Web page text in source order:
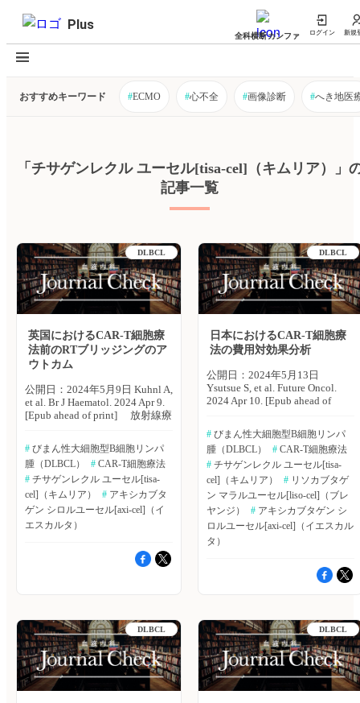
Plus
全科横断カンファ ログイン 新規
おすすめキーワード #ECMO #心不全 #画像診断 #へき地医
「チサゲンレクル ユーセル[tisa-cel]（キムリア）」
記事一覧
DLBCL
英国におけるCAR-T細胞療
法前のRTブリッジングのア
ウトカム
公開日：2024年5月9日 Kuhnl A,
et al. Br J Haematol. 2024 Apr 9.
[Epub ahead of print] 放射線療
と潜在的な相乗効果が期待でき
るが、ロジスティックな課題や
標準化されたプロトコルがない
ことから、ブリッジング療法と
して普及していない。英国・
King's College HospitalのA.
Kuhnl氏らは、英国の12施設に
おいてアキシカブタゲン シロ
ル ユーセルによるCAR-T細胞
療法が許可されたびまん性大細
ングの治療成績を分析した。
British Journal of Haematology誌
オンライン版2024年4月9日号
の報告。 主な結果は以下のと
おり。 ・763例中722例はリン
パ球除去を実施、717例のブリ
# びまん性大細胞型B細胞リンパ
腫（DLBCL）
# CAR-T細胞療法
# チサゲンレクル ユーセル[tisa-
cel]（キムリア）
# アキシカブタ
ゲン シロルユーセル[axi-cel]（イ
エスカルタ）
DLBCL
日本におけるCAR-T細胞療
法の費用対効果分析
公開日：2024年5月13日
Ysutsue S, et al. Future Oncol.
2024 Apr 10. [Epub ahead of
ズ株式会社のSaaya Tsutsue氏ら
は、2つ以上の全身療法を行っ
た再発または難治性のびまん性
大細胞型B細胞リンパ腫
（DLBCL）成人患者の治療に
対する3つのCAR-T細胞療法に
ついて、費用対効果分析を実施
し、比較検討を行った。Future
Oncology誌オンライン版2024
年4月10日号の報告。 対象製
ルユーセル（axi-cel）、チサゲ
ンレクル ユーセル（tisa-
CAR ~T細胞療法。費用対効果
分析には、partition survival
mixture cure modelを用いた。分
析は、ZUMA-1試験に基づき、
マッチング調整された間接比較
を用いて、JULIET試験および
# びまん性大細胞型B細胞リンパ
腫（DLBCL）
# CAR-T細胞療法
# チサゲンレクル ユーセル[tisa-
cel]（キムリア）
# リソカブタゲ
ン マラルユーセル[liso-cel]（ブレ
ヤンジ）
# アキシカブタゲン シ
ロルユーセル[axi-cel]（イエスカル
タ）
DLBCL DLBCL